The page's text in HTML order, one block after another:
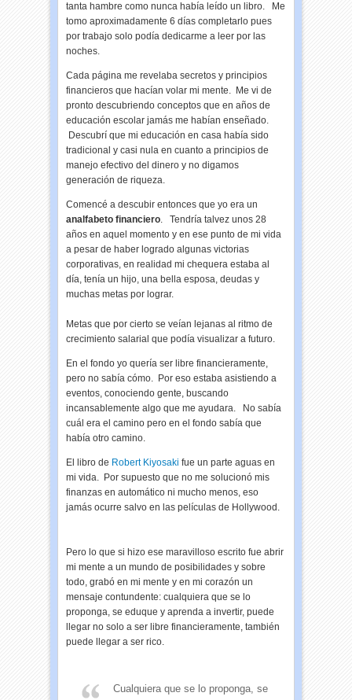
tanta hambre como nunca había leído un libro. Me
tomo aproximadamente 6 días completarlo pues
por trabajo solo podía dedicarme a leer por las
noches.
Cada página me revelaba secretos y principios
financieros que hacían volar mi mente. Me vi de
pronto descubriendo conceptos que en años de
educación escolar jamás me habían enseñado.
Descubrí que mi educación en casa había sido
tradicional y casi nula en cuanto a principios de
manejo efectivo del dinero y no digamos
generación de riqueza.
Comencé a descubir entonces que yo era un
analfabeto financiero. Tendría talvez unos 28
años en aquel momento y en ese punto de mi vida
a pesar de haber logrado algunas victorias
corporativas, en realidad mi chequera estaba al
día, tenía un hijo, una bella esposa, deudas y
muchas metas por lograr.
Metas que por cierto se veían lejanas al ritmo de
crecimiento salarial que podía visualizar a futuro.
En el fondo yo quería ser libre financieramente,
pero no sabía cómo. Por eso estaba asistiendo a
eventos, conociendo gente, buscando
incansablemente algo que me ayudara. No sabía
cuál era el camino pero en el fondo sabía que
había otro camino.
El libro de Robert Kiyosaki fue un parte aguas en
mi vida. Por supuesto que no me solucionó mis
finanzas en automático ni mucho menos, eso
jamás ocurre salvo en las películas de Hollywood.
Pero lo que si hizo ese maravilloso escrito fue abrir
mi mente a un mundo de posibilidades y sobre
todo, grabó en mi mente y en mi corazón un
mensaje contundente: cualquiera que se lo
proponga, se eduque y aprenda a invertir, puede
llegar no solo a ser libre financieramente, también
puede llegar a ser rico.
Cualquiera que se lo proponga, se